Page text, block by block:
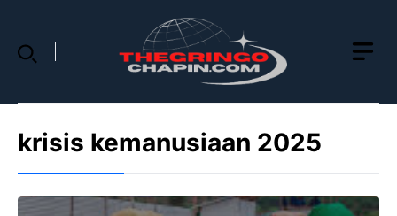
content
krisis kemanusiaan 2025